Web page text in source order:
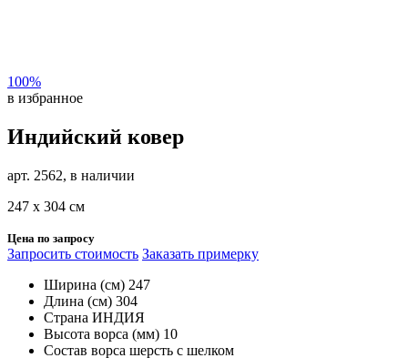
100%
в избранное
Индийский ковер
арт. 2562, в наличии
247 х 304 см
Цена по запросу
Запросить стоимость Заказать примерку
Ширина (см) 247
Длина (см) 304
Страна ИНДИЯ
Высота ворса (мм) 10
Состав ворса шерсть с шелком